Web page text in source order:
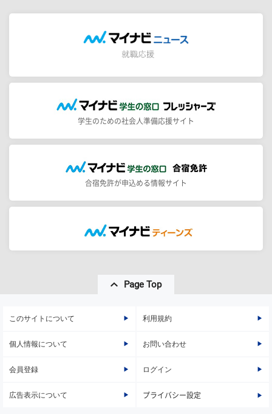
学生のための社会人準備応援サイト
合宿免許が申込める情報サイト
Page Top
このサイトについて 利用規約
個人情報について お問い合わせ
会員登録 ログイン
広告表示について プライバシー設定